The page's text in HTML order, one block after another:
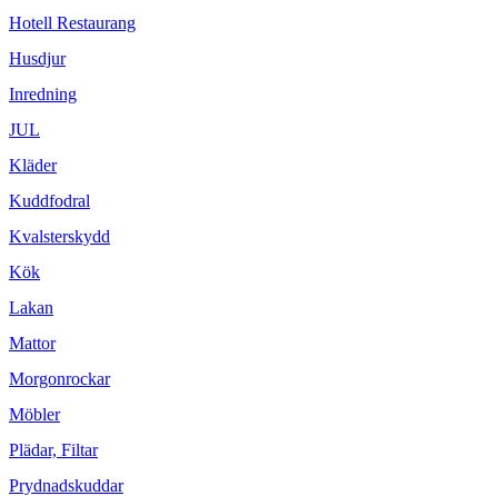
Hotell Restaurang
Husdjur
Inredning
JUL
Kläder
Kuddfodral
Kvalsterskydd
Kök
Lakan
Mattor
Morgonrockar
Möbler
Plädar, Filtar
Prydnadskuddar